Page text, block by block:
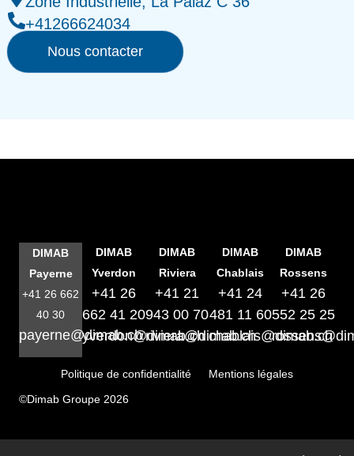
+41266624034
Nous contacter
DIMAB
Payerne
+41 26 662
40 30
payerne@dimab.ch
DIMAB
Yverdon
+41 26
662 41 20
yverdon@dimab.ch
DIMAB
Riviera
+41 21
943 00 70
riviera@dimab.ch
DIMAB
Chablais
+41 24
481 11 60
chablais@dimab.ch
DIMAB
Rossens
+41 26
552 25 25
Politique de confidentialité
Mentions légales
©Dimab Groupe 2026